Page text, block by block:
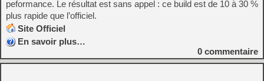
peformance. Le résultat est sans appel : ce build est de 10 à 30 %
plus rapide que l’officiel.
Site Officiel
En savoir plus…
0 commentaire